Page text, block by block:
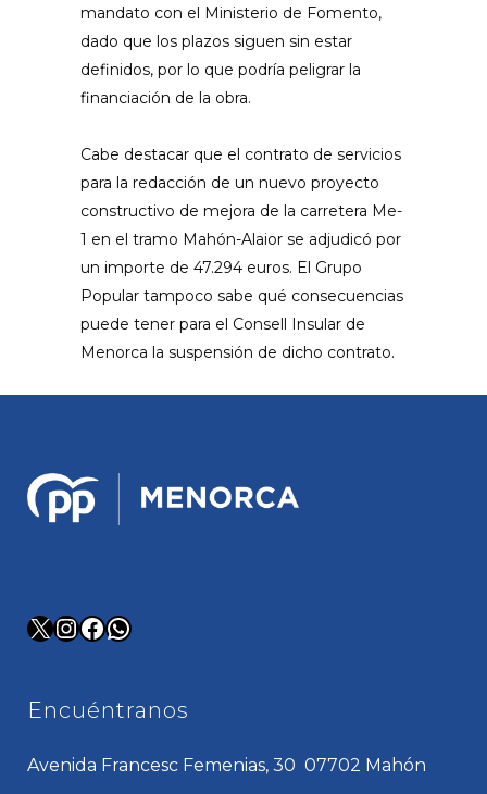
mandato con el Ministerio de Fomento,
dado que los plazos siguen sin estar
definidos, por lo que podría peligrar la
financiación de la obra.
Cabe destacar que el contrato de servicios
para la redacción de un nuevo proyecto
constructivo de mejora de la carretera Me-
1 en el tramo Mahón-Alaior se adjudicó por
un importe de 47.294 euros. El Grupo
Popular tampoco sabe qué consecuencias
puede tener para el Consell Insular de
Menorca la suspensión de dicho contrato.
X Instagram
Facebook
WhatsApp
Encuéntranos
Avenida Francesc Femenias, 30 07702 Mahón